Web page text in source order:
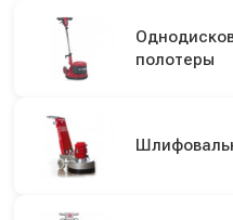
полотеры